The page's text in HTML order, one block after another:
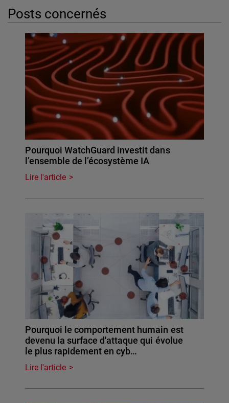
Posts concernés
Pourquoi WatchGuard investit dans
l’ensemble de l’écosystème IA
Lire l'article
Pourquoi le comportement humain est
devenu la surface d'attaque qui évolue
le plus rapidement en cyb…
Lire l'article